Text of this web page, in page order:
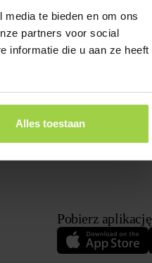
te bieden en om ons
partners voor social
informatie die u aan ze heeft
Alles toestaan
Pobierz aplikację